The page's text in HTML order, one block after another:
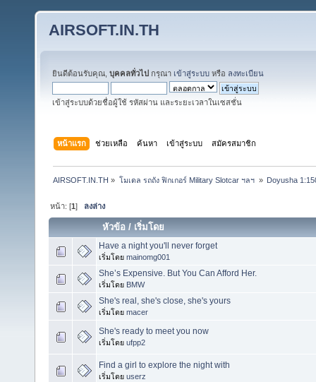
AIRSOFT.IN.TH
ยินดีต้อนรับคุณ, บุคคลทั่วไป กรุณา เข้าสู่ระบบ หรือ ลงทะเบียน
เข้าสู่ระบบด้วยชื่อผู้ใช้ รหัสผ่าน และระยะเวลาในเซสชั่น
หน้าแรก ช่วยเหลือ ค้นหา เข้าสู่ระบบ สมัครสมาชิก
AIRSOFT.IN.TH » โมเดล รถถัง ฟิกเกอร์ Military Slotcar ฯลฯ » Doyusha
หน้า: [1] ลงล่าง
หัวข้อ / เริ่มโดย
Have a night you'll never forget
เริ่มโดย mainomg001
She’s Expensive. But You Can Afford Her.
เริ่มโดย BMW
She's real, she's close, she's yours
เริ่มโดย macer
She's ready to meet you now
เริ่มโดย ufpp2
Find a girl to explore the night with
เริ่มโดย userz